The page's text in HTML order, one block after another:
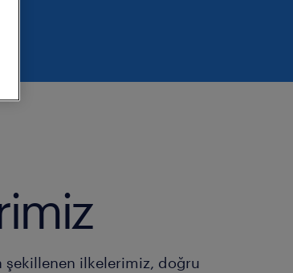
şekillenen ilkelerimiz, doğru